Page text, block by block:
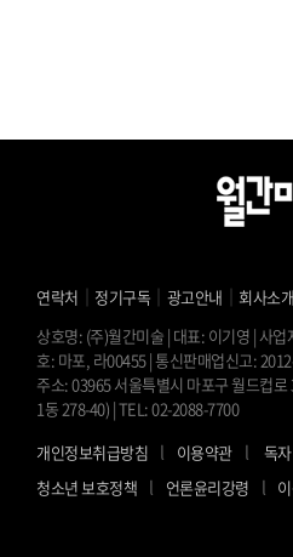
연락처 정기구독 광고안내
회사소개
상호명: (주)월간미술 | 대표: 이기영 | 사
호: 마포, 라00455 | 통신판매업신고:
주소: 03965 서울특별시 마포구 월드컵
1동 278-40) | TEL: 02-2088-7700
개인정보취급방침 l 이용약관 l 독
청소년 보호정책 l 언론윤리강령 l